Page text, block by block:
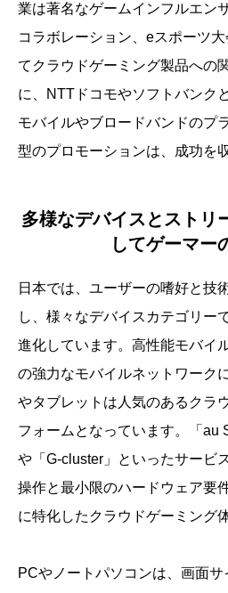
業は著名なゲームインフルエン
コラボレーション、eスポーツ
てクラウドゲーミング製品への
に、NTTドコモやソフトバンク
モバイルやブロードバンドのプ
型のプロモーションは、成功を
多様なデバイスとストリ
してゲーマー
日本では、ユーザーの嗜好と技
し、様々なデバイスカテゴリー
進化しています。高性能モバイ
の強力なモバイルネットワーク
やタブレットは人気のあるクラ
フォームとなっています。「au
や「G-cluster」といったサービ
操作と最小限のハードウェア要
に特化したクラウドゲーミング
PCやノートパソコンは、画面